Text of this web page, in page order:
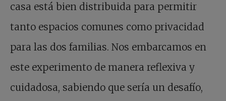
casa está bien distribuida para permitir
tanto espacios comunes como privacidad
para las dos familias. Nos embarcamos en
este experimento de manera reflexiva y
cuidadosa, sabiendo que sería un desafío,